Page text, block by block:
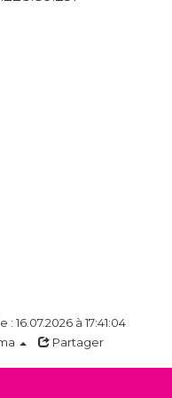
16.07.2026 à 17:41:04
Partager